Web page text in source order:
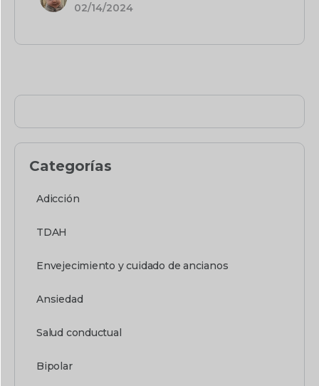
02/14/2024
Categorías
Adicción
TDAH
Envejecimiento y cuidado de ancianos
Ansiedad
Salud conductual
Bipolar